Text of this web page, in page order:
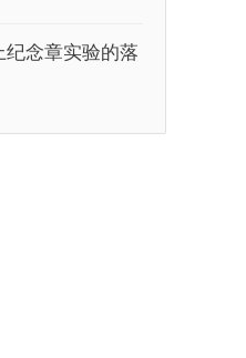
纪念章实验的落